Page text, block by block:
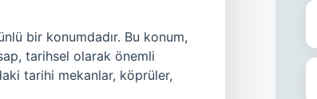
bir konumdadır. Bu konum,
tarihsel olarak önemli
tarihi mekanlar, köprüler,